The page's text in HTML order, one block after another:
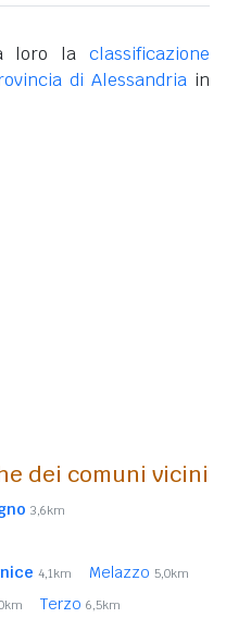
loro la classificazione
di Alessandria in
dei comuni vicini
3,6km
4,1km Melazzo 5,0km
Terzo 6,5km